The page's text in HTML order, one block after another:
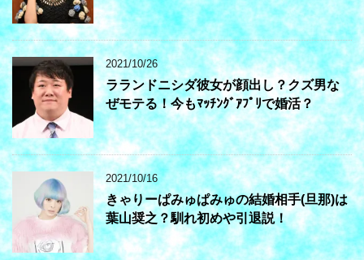
2021/10/26
ラランドニシダ彼女が顔出し？クズ男な
ぜモテる！今もﾏｯﾁﾝｸﾞｱﾌﾟﾘで婚活？
2021/10/16
きゃりーぱみゅぱみゅの結婚相手(旦那)は
葉山奨之？馴れ初めや引退説！